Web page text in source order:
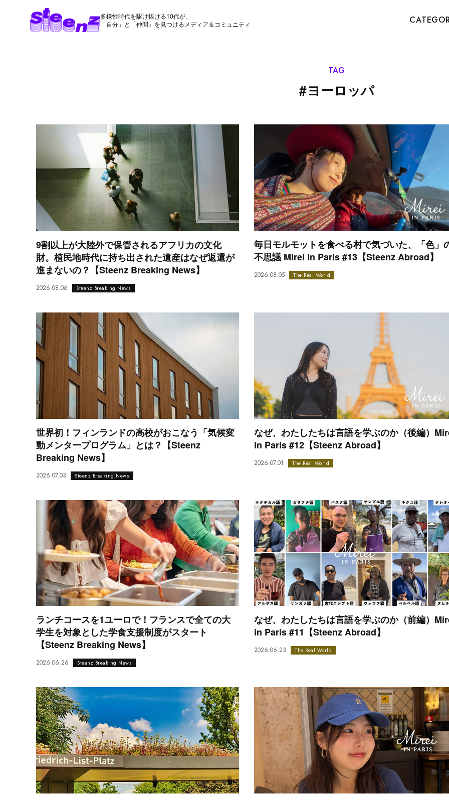
多様性時代を駆け抜ける10代が、
「自分」と「仲間」を見つけるメディア＆コミュニティ
TAG
#ヨーロッパ
9割以上が大陸外で保管されるアフリカの文化
財。植民地時代に持ち出された遺産はなぜ返還が
進まないの？【Steenz Breaking News】
2026.08.06 Steenz Breaking News
毎日モルモットを食べる村で気づいた、「色」
不思議 Mirei in Paris #13【Steenz Abroad】
2026.08.05 The Real World
世界初！フィンランドの高校がおこなう「気候変
動メンタープログラム」とは？【Steenz
Breaking News】
2026.07.03 Steenz Breaking News
なぜ、わたしたちは言語を学ぶのか（後編）
in Paris #12【Steenz Abroad】
2026.07.01 The Real World
ランチコースを1ユーロで！フランスで全ての大
学生を対象とした学食支援制度がスタート
【Steenz Breaking News】
2026.06.26 Steenz Breaking News
なぜ、わたしたちは言語を学ぶのか（前編）
in Paris #11【Steenz Abroad】
2026.06.23 The Real World